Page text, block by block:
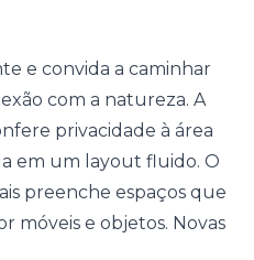
e convida a caminhar
com a natureza. A
privacidade à área
em um layout fluido. O
preenche espaços que
móveis e objetos. Novas